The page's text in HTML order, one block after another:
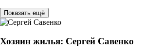
Показать ещё
Хозяин жилья: Сергей Савенко